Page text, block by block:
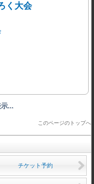
く大会
...
このページのトップへ
チケット予約